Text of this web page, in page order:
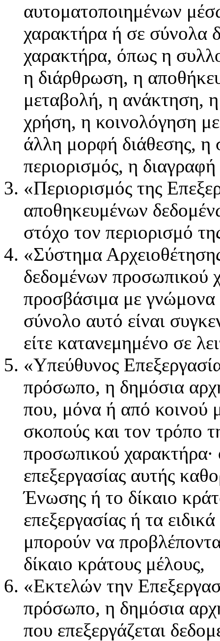
αυτοματοποιημένων
χαρακτήρα ή σε σύνολα
χαρακτήρα, όπως η
η διάρθρωση, η
μεταβολή, η ανάκτηση,
χρήση, η κοινολόγηση
άλλη μορφή διάθεσης, η
περιορισμός, η
«Περιορισμός της
αποθηκευμένων
στόχο τον περιορισμό
«Σύστημα
δεδομένων προσωπικού
προσβάσιμα με γνώμονα
σύνολο αυτό είναι
είτε κατανεμημένο σε
«Υπεύθυνος
πρόσωπο, η δημόσια
που, μόνα ή από κοινού
σκοπούς και τον τρόπο
προσωπικού χαρακτήρα·
επεξεργασίας αυτής
Ένωσης ή το δίκαιο
επεξεργασίας ή τα
μπορούν να
δίκαιο κράτους μέλους,
«Εκτελών την
πρόσωπο, η δημόσια
που επεξεργάζεται